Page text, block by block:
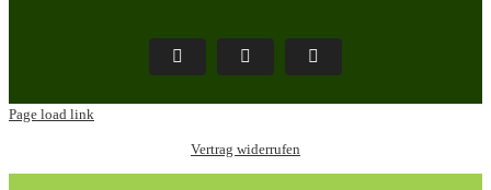
Pinterest FacebookInstagram
Page load link
Vertrag widerrufen